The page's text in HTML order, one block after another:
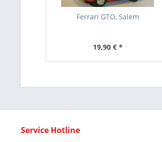
Ferrari GTO, Salem
19,90 € *
Service Hotline